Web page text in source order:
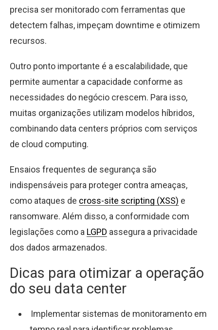
precisa ser monitorado com ferramentas que
detectem falhas, impeçam downtime e otimizem
recursos.
Outro ponto importante é a escalabilidade, que
permite aumentar a capacidade conforme as
necessidades do negócio crescem. Para isso,
muitas organizações utilizam modelos híbridos,
combinando data centers próprios com serviços
de cloud computing.
Ensaios frequentes de segurança são
indispensáveis para proteger contra ameaças,
como ataques de cross-site scripting (XSS) e
ransomware. Além disso, a conformidade com
legislações como a LGPD assegura a privacidade
dos dados armazenados.
Dicas para otimizar a operação
do seu data center
Implementar sistemas de monitoramento em